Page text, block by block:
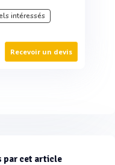
intéressés
Recevoir un devis
par cet article